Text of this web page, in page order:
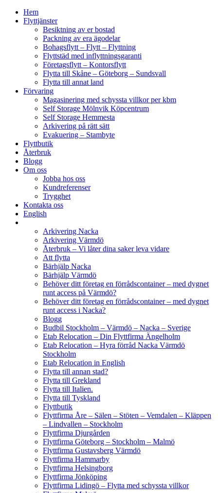
Hem
Flyttjänster
Besiktning av er bostad
Packning av era ägodelar
Bohagsflytt – Flytt – Flyttning
Flyttstäd med inflyttningsgaranti
Företagsflytt – Kontorsflytt
Flytta till Skåne – Göteborg – Sundsvall
Flytta till annat land
Förvaring
Magasinering med schyssta villkor per kbm
Self Storage Mölnvik Köpcentrum
Self Storage Hemmesta
Arkivering på rätt sätt
Evakuering – Stambyte
Flyttbutik
Återbruk
Blogg
Om oss
Jobba hos oss
Kundreferenser
Trygghet
Kontakta oss
English
Arkivering Nacka
Arkivering Värmdö
Återbruk – Vi låter dina saker leva vidare
Att flytta
Bärhjälp Nacka
Bärhjälp Värmdö
Behöver ditt företag en förrådscontainer – med dygnet
runt access på Värmdö?
Behöver ditt företag en förrådscontainer – med dygnet
runt access i Nacka?
Blogg
Budbil Stockholm – Värmdö – Nacka – Sverige
Etab Relocation – Din Flyttfirma Ängelholm
Etab Relocation – Hyra förråd Nacka Värmdö
Stockholm
Etab Relocation in English
Flytta till annan stad?
Flytta till Grekland
Flytta till Italien.
Flytta till Tyskland
Flyttbutik
Flyttfirma Åre – Sälen – Stöten – Vemdalen – Kläppen
– Lindvallen – Stockholm
Flyttfirma Djurgården
Flyttfirma Göteborg – Stockholm – Malmö
Flyttfirma Gustavsberg Värmdö
Flyttfirma Hammarby
Flyttfirma Helsingborg
Flyttfirma Jönköping
Flyttfirma Lidingö – Flytta med schyssta villkor